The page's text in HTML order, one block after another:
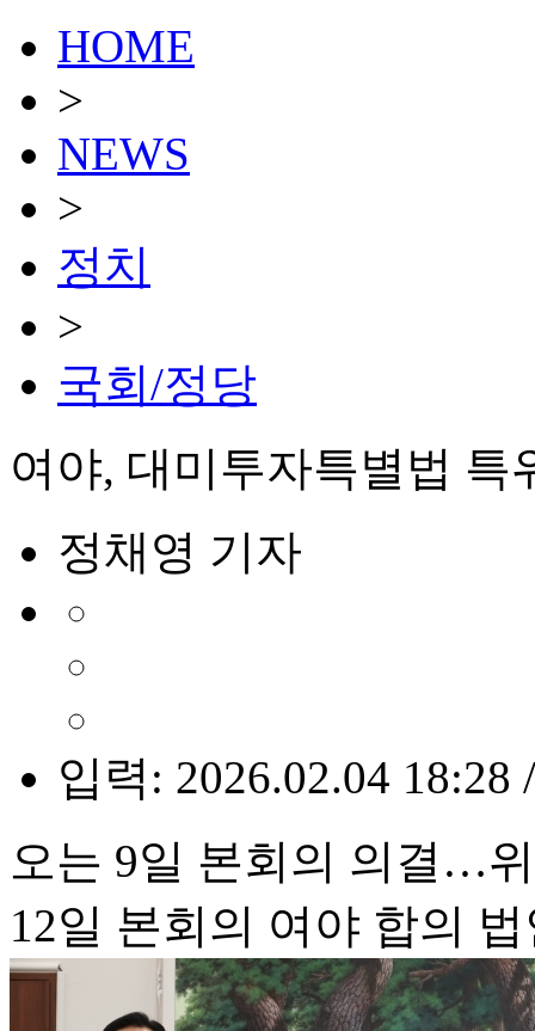
HOME
>
NEWS
>
정치
>
국회/정당
여야, 대미투자특별법
정채영 기자
입력: 2026.02.04 18:28
오는 9일 본회의 의결…
12일 본회의 여야 합의